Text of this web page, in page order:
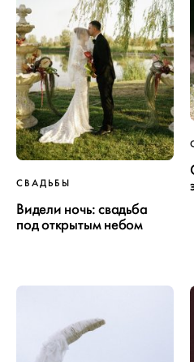
СВАДЬБЫ
Видели ночь: свадьба
под открытым небом